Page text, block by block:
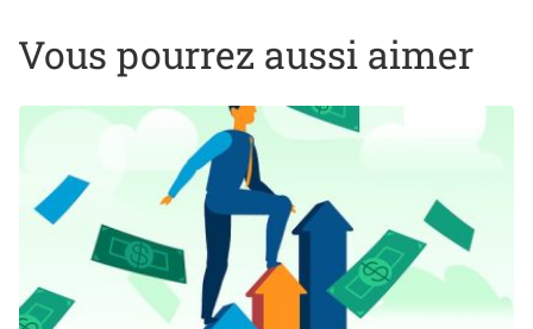
Vous pourrez aussi aimer